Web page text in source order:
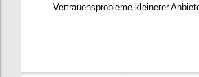
Vertrauensprobleme kleinerer